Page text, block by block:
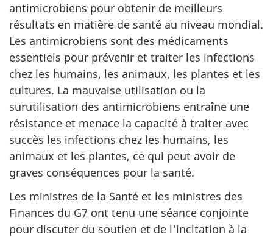
antimicrobiens pour obtenir de meilleurs
résultats en matière de santé au niveau mondial.
Les antimicrobiens sont des médicaments
essentiels pour prévenir et traiter les infections
chez les humains, les animaux, les plantes et les
cultures. La mauvaise utilisation ou la
surutilisation des antimicrobiens entraîne une
résistance et menace la capacité à traiter avec
succès les infections chez les humains, les
animaux et les plantes, ce qui peut avoir de
graves conséquences pour la santé.
Les ministres de la Santé et les ministres des
Finances du G7 ont tenu une séance conjointe
pour discuter du soutien et de l'incitation à la